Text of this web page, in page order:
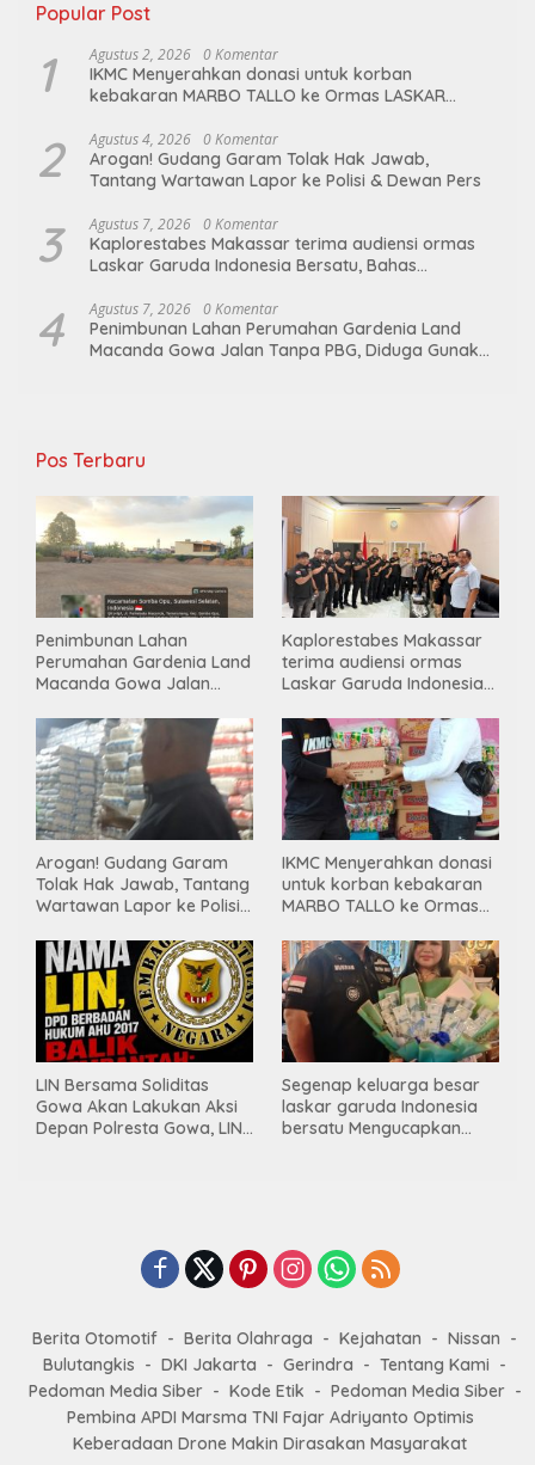
Popular Post
1 Agustus 2, 2026 0 Komentar
IKMC Menyerahkan donasi untuk korban
kebakaran MARBO TALLO ke Ormas LASKAR
2 Agustus 4, 2026 0 Komentar
Arogan! Gudang Garam Tolak Hak Jawab,
Tantang Wartawan Lapor ke Polisi & Dewan Pers
3 Agustus 7, 2026 0 Komentar
Kaplorestabes Makassar terima audiensi ormas
Laskar Garuda Indonesia Bersatu, Bahas
4 Agustus 7, 2026 0 Komentar
Penimbunan Lahan Perumahan Gardenia Land
Macanda Gowa Jalan Tanpa PBG, Diduga Gunakan
Pos Terbaru
Penimbunan Lahan
Perumahan Gardenia Land
Macanda Gowa Jalan
Gunakan Material
Tambang Ilegal
Kaplorestabes Makassar
terima audiensi ormas
Laskar Garuda Indonesia
hingga kegiatan sosial.
Arogan! Gudang Garam
Tolak Hak Jawab, Tantang
Wartawan Lapor ke Polisi
IKMC Menyerahkan donasi
untuk korban kebakaran
MARBO TALLO ke Ormas
INDONESIA BERSATU
LIN Bersama Soliditas
Gowa Akan Lakukan Aksi
Depan Polresta Gowa, LIN
Segenap keluarga besar
laskar garuda Indonesia
bersatu Mengucapkan
Berita Otomotif Berita Olahraga Kejahatan
Nissan
Bulutangkis
DKI Jakarta Gerindra
Tentang Kami
Pedoman Media Siber
Kode Etik
Pedoman Media Siber
Pembina APDI Marsma TNI Fajar Adriyanto Optimis
Keberadaan Drone Makin Dirasakan Masyarakat